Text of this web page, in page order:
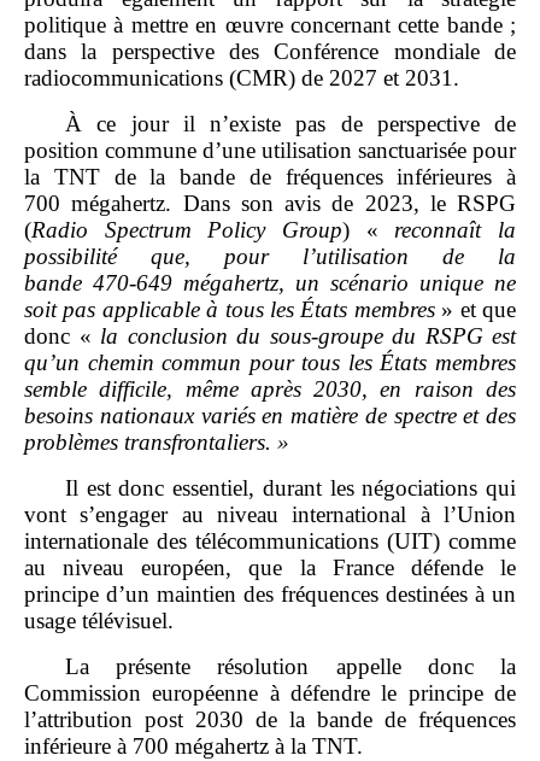
politique à mettre en œuvre concernant cette bande ;
dans la perspective des Conférence mondiale de
radiocommunications (CMR) de 2027 et 2031.
À ce jour il n’existe pas de perspective de
position commune d’une utilisation sanctuarisée pour
la TNT de la bande de fréquences inférieures à
700 mégahertz. Dans son avis de 2023, le RSPG
(Radio Spectrum Policy Group) «reconnaît la
possibilité que, pour l’utilisation de la
bande 470‑649 mégahertz, un scénario unique ne
soit pas applicable à tous les États membres» et que
donc « la conclusion du sous‑groupe du RSPG est
qu’un chemin commun pour tous les États membres
semble difficile, même après 2030, en raison des
besoins nationaux variés en matière de spectre et des
problèmes transfrontaliers. »
Il est donc essentiel, durant les négociations qui
vont s’engager au niveau international à l’Union
internationale des télécommunications (UIT) comme
au niveau européen, que la France défende le
principe d’un maintien des fréquences destinées à un
usage télévisuel.
La présente résolution appelle donc la
Commission européenne à défendre le principe de
l’attribution post 2030 de la bande de fréquences
inférieure à 700 mégahertz à la TNT.